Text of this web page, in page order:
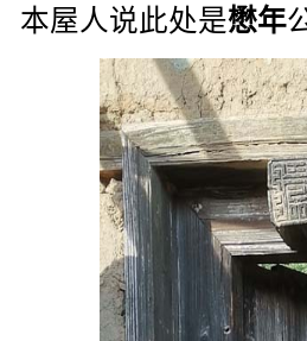
本屋人说此处是懋年